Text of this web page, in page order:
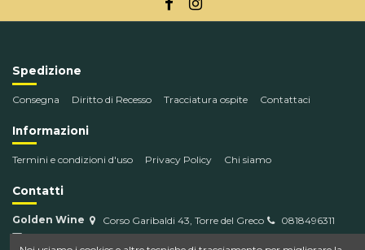
Spedizione
Consegna Diritto di Recesso Tracciatura ospite Contattaci
Informazioni
Termini e condizioni d'uso Privacy Policy Chi siamo
Contatti
Golden Wine Corso Garibaldi 43, Torre del Greco
0818496311
info@goldenwine.com